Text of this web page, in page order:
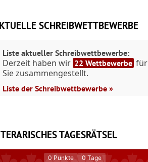
SCHREIBWETTBEWERBE
Liste aktueller Schreibwettbewerbe:
Derzeit haben wir 22 Wettbewerbe für
Sie zusammengestellt.
Liste der Schreibwettbewerbe »
TAGESRÄTSEL
0 Punkte 0 Tage